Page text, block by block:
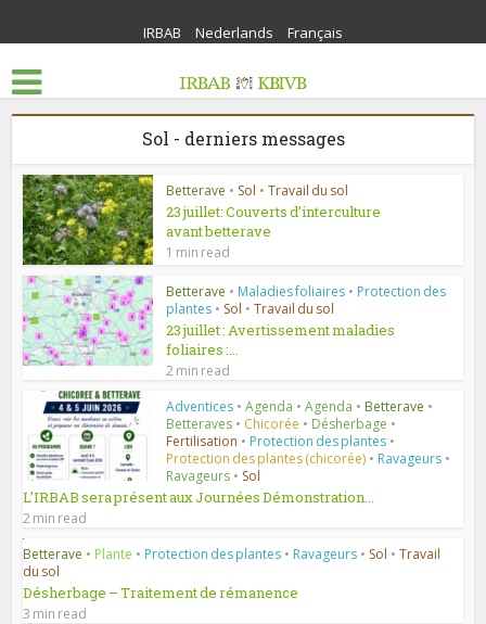
IRBAB Nederlands Français
Sol - derniers messages
Betterave • Sol • Travail du sol
23 juillet: Couverts d’interculture
avant betterave
1 min read
Betterave • Maladies foliaires • Protection des
plantes • Sol • Travail du sol
23 juillet : Avertissement maladies
foliaires :...
2 min read
Adventices • Agenda • Agenda • Betterave •
Betteraves • Chicorée • Désherbage •
Fertilisation • Protection des plantes •
Protection des plantes (chicorée) • Ravageurs •
Ravageurs • Sol
L’IRBAB sera présent aux Journées Démonstration...
2 min read
Betterave • Plante • Protection des plantes • Ravageurs • Sol • Travail
du sol
Désherbage – Traitement de rémanence
3 min read